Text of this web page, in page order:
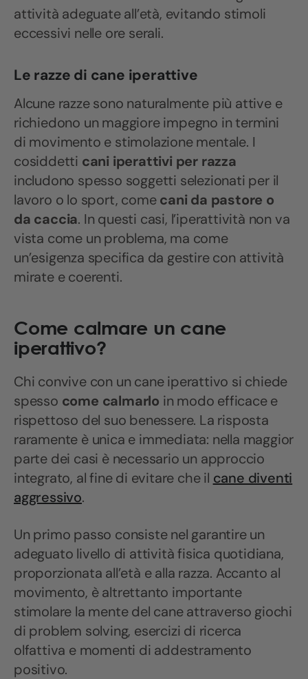
attività adeguate all’età, evitando stimoli
eccessivi nelle ore serali.
Le razze di cane iperattive
Alcune razze sono naturalmente più attive e
richiedono un maggiore impegno in termini
di movimento e stimolazione mentale. I
cosiddetti cani iperattivi per razza
includono spesso soggetti selezionati per il
lavoro o lo sport, comecani da pastore o
da caccia. In questi casi, l’iperattività non va
vista come un problema, ma come
un’esigenza specifica da gestire con attività
mirate e coerenti.
Come calmare un cane
iperattivo?
Chi convive con un cane iperattivo si chiede
spesso come calmarlo in modo efficace e
rispettoso del suo benessere. La risposta
raramente è unica e immediata: nella maggior
parte dei casi è necessario un approccio
integrato, al fine di evitare che il cane diventi
aggressivo.
Un primo passo consiste nel garantire un
adeguato livello di attività fisica quotidiana,
proporzionata all’età e alla razza. Accanto al
movimento, è altrettanto importante
stimolare la mente del cane attraverso giochi
di problem solving, esercizi di ricerca
olfattiva e momenti di addestramento
positivo.